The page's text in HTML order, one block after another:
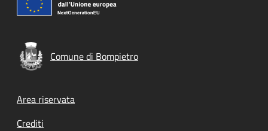
Comune di Bompietro
Footer menu
Area riservata
Crediti